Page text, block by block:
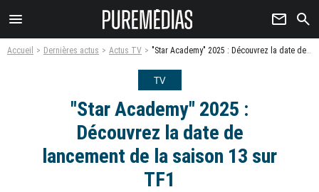
menu newsletter search
Accueil Dernières actus Actus TV "Star Academy" 2025 : Découvrez la date de lancement de la saison 13 sur TF1
TV
"Star Academy" 2025 :
Découvrez la date de
lancement de la saison 13 sur
TF1